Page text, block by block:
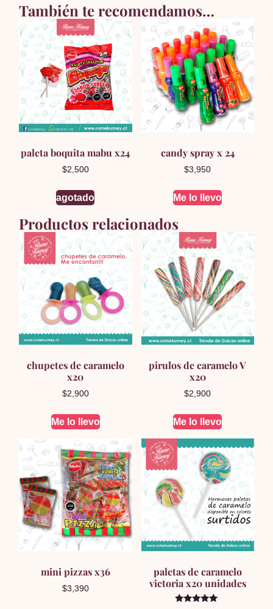
También te recomendamos…
paleta boquita mabu x24
$2,500
agotado
candy spray x 24
$3,950
Me lo llevo
Productos relacionados
chupetes de caramelo
x20
$2,900
Me lo llevo
pirulos de caramelo V
x20
$2,900
Me lo llevo
mini pizzas x36
$3,390
paletas de caramelo
victoria x20 unidades